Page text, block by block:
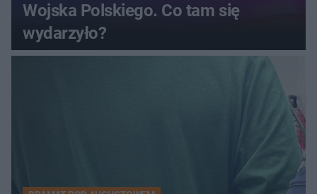
Wojska Polskiego. Co tam się
wydarzyło?